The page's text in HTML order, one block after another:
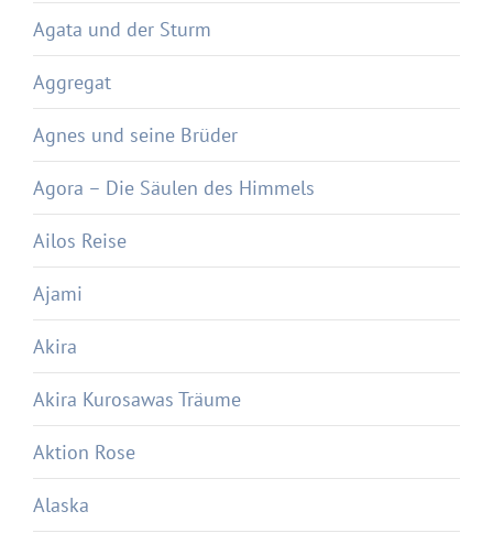
Agata und der Sturm
Aggregat
Agnes und seine Brüder
Agora – Die Säulen des Himmels
Ailos Reise
Ajami
Akira
Akira Kurosawas Träume
Aktion Rose
Alaska